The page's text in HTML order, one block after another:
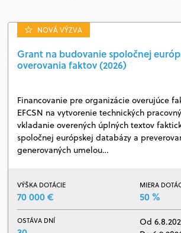
NOVÁ VÝZVA
Grant na budovanie spoločnej
overovania faktov (2026)
Financovanie pre organizácie overujúce
EFCSN na vytvorenie technických
vkladanie overených úplných textov
spoločnej európskej databázy a
generovaných umelou…
VÝŠKA DOTÁCIE
70 000 €
MIERA
50 %
OSTÁVA DNÍ
Od